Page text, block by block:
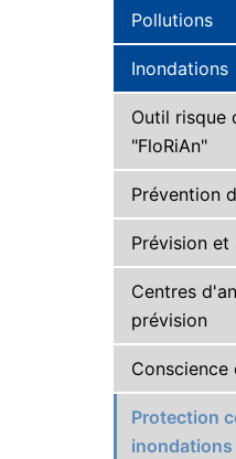
Pollutions
Inondations
Outil risque
"FloRiAn"
Prévention
Prévision et
Centres
prévision
Conscience
Protection
inondations